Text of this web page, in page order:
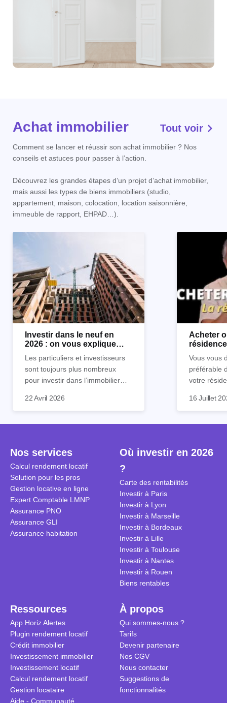
Achat immobilier Tout voir
Comment se lancer et réussir son achat immobilier ? Nos
conseils et astuces pour passer à l’action.
Découvrez les grandes étapes d’un projet d’achat immobilier,
mais aussi les types de biens immobiliers (studio,
appartement, maison, colocation, location saisonnière,
immeuble de rapport, EHPAD…).
Investir dans le neuf en
2026 : on vous explique
Les particuliers et investisseurs
sont toujours plus nombreux
pour investir dans l’immobilier
nombreux avantages à choisir ce
expliquons tout dans cet article.
22 Avril 2026
Acheter
Vous vous
préférable
votre
pour
la règle
secondes
fenêtres"
sécuriser
16 Juillet
Nos services
Calcul rendement locatif
Solution pour les pros
Gestion locative en ligne
Expert Comptable LMNP
Assurance PNO
Assurance GLI
Assurance habitation
Où investir en 2026
?
Carte des rentabilités
Investir à Paris
Investir à Lyon
Investir à Marseille
Investir à Bordeaux
Investir à Lille
Investir à Toulouse
Investir à Nantes
Investir à Rouen
Biens rentables
Ressources
App Horiz Alertes
Plugin rendement locatif
Crédit immobilier
Investissement immobilier
Investissement locatif
Calcul rendement locatif
Gestion locataire
Aide - Communauté
À propos
Qui sommes-nous ?
Tarifs
Devenir partenaire
Nos CGV
Nous contacter
Suggestions de
fonctionnalités